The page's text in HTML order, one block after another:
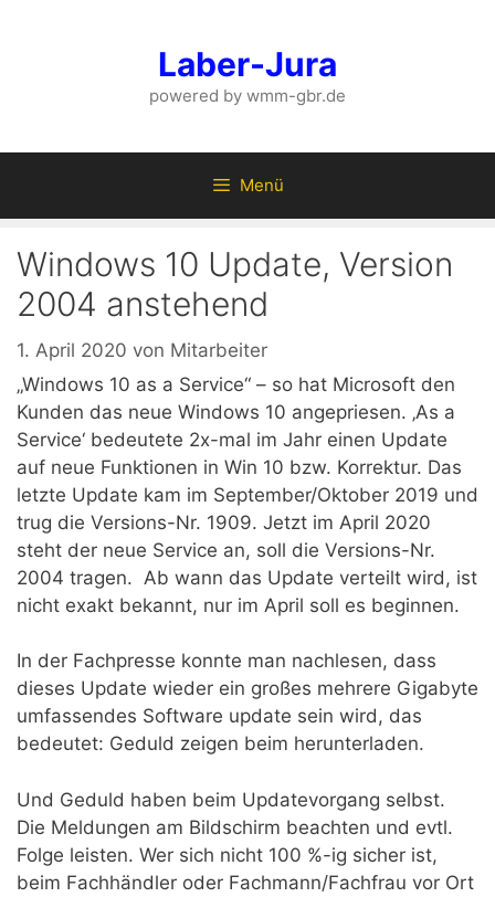
Laber-Jura
powered by wmm-gbr.de
Menü
Windows 10 Update, Version
2004 anstehend
1. April 2020 von Mitarbeiter
„Windows 10 as a Service“ – so hat Microsoft den
Kunden das neue Windows 10 angepriesen. ‚As a
Service‘ bedeutete 2x-mal im Jahr einen Update
auf neue Funktionen in Win 10 bzw. Korrektur. Das
letzte Update kam im September/Oktober 2019 und
trug die Versions-Nr. 1909. Jetzt im April 2020
steht der neue Service an, soll die Versions-Nr.
2004 tragen. Ab wann das Update verteilt wird, ist
nicht exakt bekannt, nur im April soll es beginnen.
In der Fachpresse konnte man nachlesen, dass
dieses Update wieder ein großes mehrere Gigabyte
umfassendes Software update sein wird, das
bedeutet: Geduld zeigen beim herunterladen.
Und Geduld haben beim Updatevorgang selbst.
Die Meldungen am Bildschirm beachten und evtl.
Folge leisten. Wer sich nicht 100 %-ig sicher ist,
beim Fachhändler oder Fachmann/Fachfrau vor Ort